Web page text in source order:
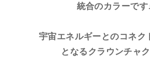
統合のカラーです
宇宙エネルギーとのコネク
となるクラウンチャ